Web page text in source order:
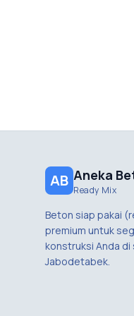
AB Aneka
Ready Mix
Beton siap pakai
premium untuk
konstruksi Anda di
Jabodetabek.